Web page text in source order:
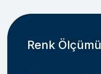
Renk Ölçümü